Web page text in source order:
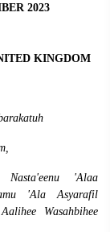
2023
KINGDOM
'Alaa
'Ala Asyarafil
Wasahbihee